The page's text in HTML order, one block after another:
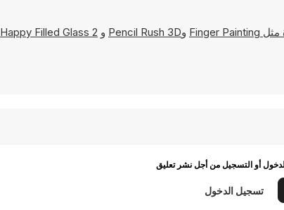
Finger Painting وPencil Rush 3D و Happy Filled Glass 2
أو التسجيل من أجل نشر تعليق
تسجيل الدخول